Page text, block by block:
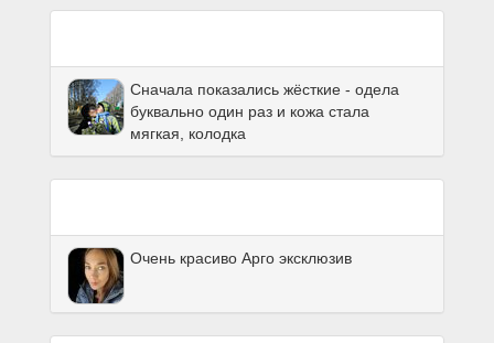
Сначала показались жёсткие - одела
буквально один раз и кожа стала
мягкая, колодка
Очень красиво Арго эксклюзив